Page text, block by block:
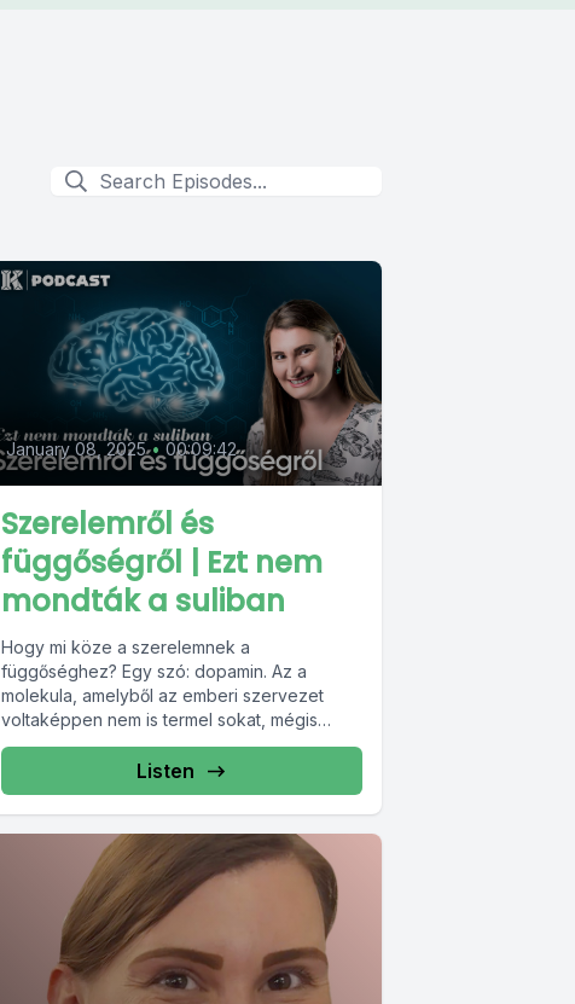
January 08, 2025 • 00:09:42
Szerelemről és
függőségről | Ezt nem
mondták a suliban
Hogy mi köze a szerelemnek a
függőséghez? Egy szó: dopamin. Az a
molekula, amelyből az emberi szervezet
voltaképpen nem is termel sokat, mégis
elképesztően...
Listen